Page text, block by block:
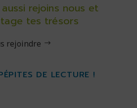
rejoins nous et
tes trésors
rejoindre
DE LECTURE !